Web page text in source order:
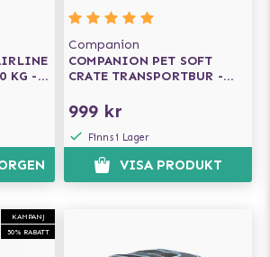
KG -
Companion
COMPANION PET SOFT
CRATE TRANSPORTBUR -
999 kr
Finns i Lager
VISA PRODUKT
KAMPANJ
50% RABATT